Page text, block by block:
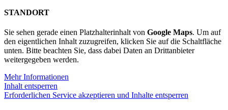
Menge
STANDORT
Sie sehen gerade einen Platzhalterinhalt von Google Maps. Um auf
den eigentlichen Inhalt zuzugreifen, klicken Sie auf die Schaltfläche
unten. Bitte beachten Sie, dass dabei Daten an Drittanbieter
weitergegeben werden.
Mehr Informationen
Inhalt entsperren
Erforderlichen Service akzeptieren und Inhalte entsperren